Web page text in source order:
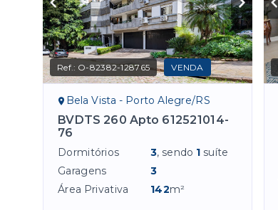
Ref.: O-82382-128765 VENDA
Bela Vista - Porto Alegre/RS
BVDTS 260 Apto 612521014-
76
Dormitórios 3, sendo 1 suíte
Garagens
3
Área Privativa
142m²